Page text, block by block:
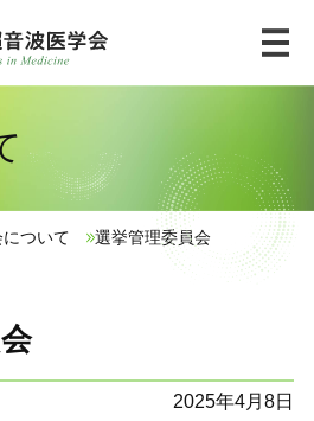
ついて 選挙管理委員会
2025年4月8日